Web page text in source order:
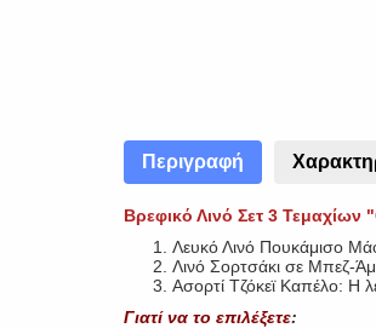
Περιγραφή
Βρεφικό Λινό Σετ 3 Τεμαχίων
Λευκό Λινό Πουκάμισο
Λινό Σορτσάκι σε Μπεζ-
Ασορτί Τζόκεϊ Καπέλο: Η
Γιατί να το επιλέξετε: